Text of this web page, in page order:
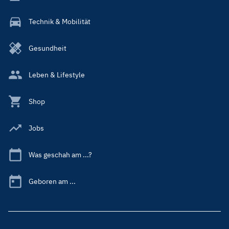
Technik & Mobilität
Gesundheit
Leben & Lifestyle
Shop
Jobs
Was geschah am ...?
Geboren am ...